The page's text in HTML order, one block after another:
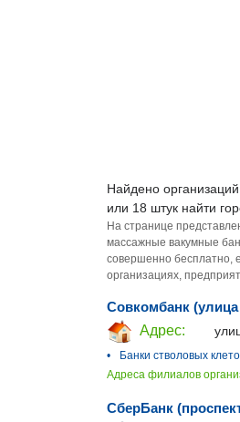
Найдено
или 18 штук найти
На странице
массажные вакумные
совершенно бесплатно,
организациях,
Совкомбанк
Адрес:
•
Банки стволовых
Адреса филиалов
СберБанк